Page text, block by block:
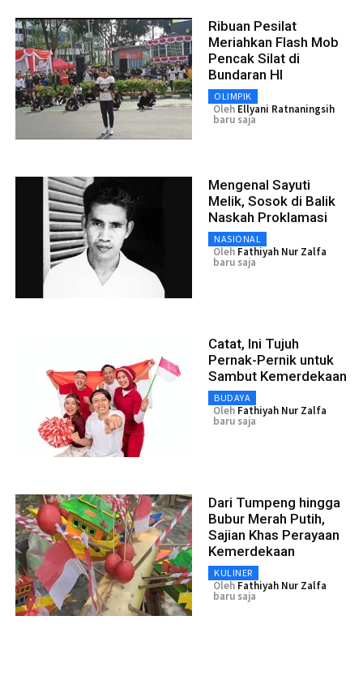
Ribuan Pesilat
Meriahkan Flash Mob
Pencak Silat di
Bundaran HI
OLIMPIK
Oleh Ellyani Ratnaningsih
baru saja
Mengenal Sayuti
Melik, Sosok di Balik
Naskah Proklamasi
NASIONAL
Oleh Fathiyah Nur Zalfa
baru saja
Catat, Ini Tujuh
Pernak-Pernik untuk
Sambut Kemerdekaan
BUDAYA
Oleh Fathiyah Nur Zalfa
baru saja
Dari Tumpeng hingga
Bubur Merah Putih,
Sajian Khas Perayaan
Kemerdekaan
KULINER
Oleh Fathiyah Nur Zalfa
baru saja